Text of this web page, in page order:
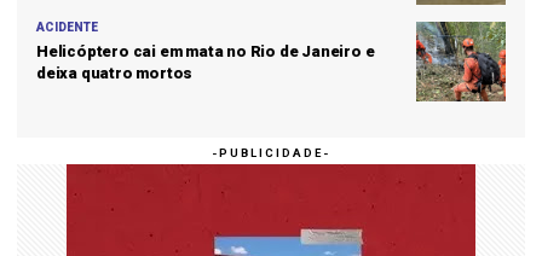
ACIDENTE
Helicóptero cai em mata no Rio de Janeiro e
deixa quatro mortos